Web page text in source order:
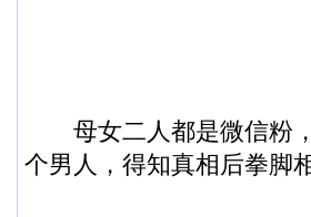
母女二人都是微信粉
个男人，得知真相后拳脚